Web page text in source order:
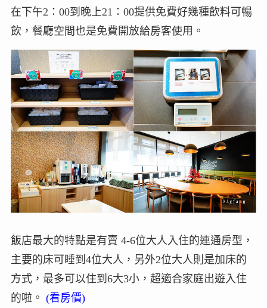
在下午2：00到晚上21：00提供免費好幾種飲料可暢
飲，餐廳空間也是免費開放給房客使用。
飯店最大的特點是有賣 4-6位大人入住的連通房型，
主要的床可睡到4位大人，另外2位大人則是加床的
方式，最多可以住到6大3小，超適合家庭出遊入住
的啦。 (看房價)